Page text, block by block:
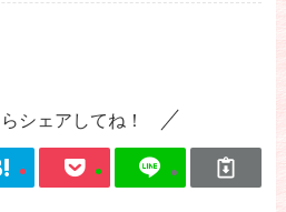
シェアしてね！